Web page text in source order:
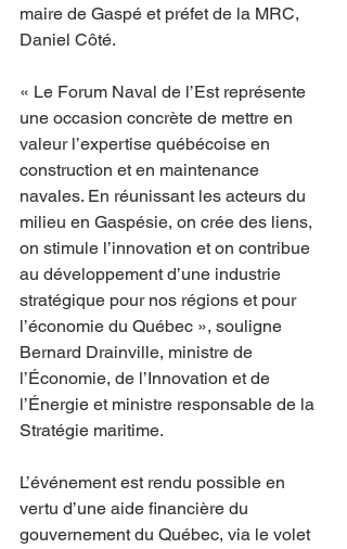
maire de Gaspé et préfet de la MRC,
Daniel Côté.
« Le Forum Naval de l’Est représente
une occasion concrète de mettre en
valeur l’expertise québécoise en
construction et en maintenance
navales. En réunissant les acteurs du
milieu en Gaspésie, on crée des liens,
on stimule l’innovation et on contribue
au développement d’une industrie
stratégique pour nos régions et pour
l’économie du Québec », souligne
Bernard Drainville, ministre de
l’Économie, de l’Innovation et de
l’Énergie et ministre responsable de la
Stratégie maritime.
L’événement est rendu possible en
vertu d’une aide financière du
gouvernement du Québec, via le volet